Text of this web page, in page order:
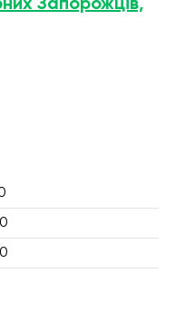
Запорожців,